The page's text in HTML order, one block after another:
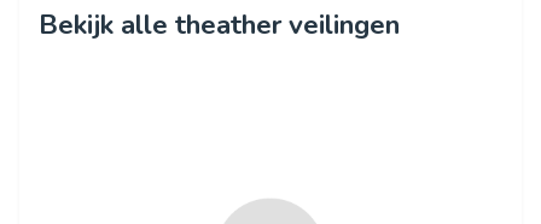
Bekijk alle theather veilingen